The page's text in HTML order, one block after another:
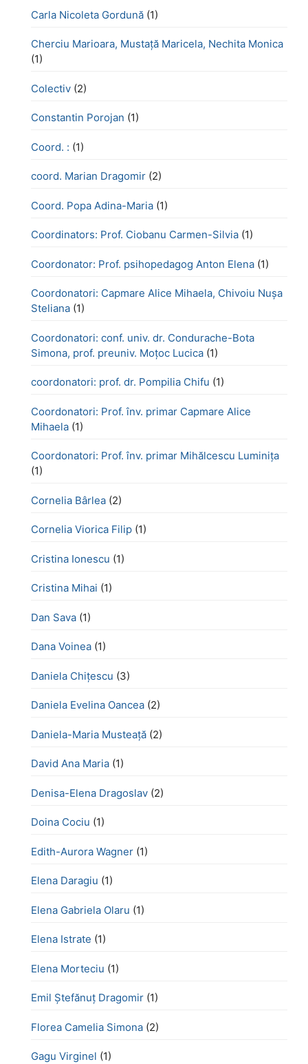
Carla Nicoleta Gordună (1)
Cherciu Marioara, Mustață Maricela, Nechita Monica
(1)
Colectiv (2)
Constantin Porojan (1)
Coord. : (1)
coord. Marian Dragomir (2)
Coord. Popa Adina-Maria (1)
Coordinators: Prof. Ciobanu Carmen-Silvia (1)
Coordonator: Prof. psihopedagog Anton Elena (1)
Coordonatori: Capmare Alice Mihaela, Chivoiu Nușa
Steliana (1)
Coordonatori: conf. univ. dr. Condurache-Bota
Simona, prof. preuniv. Moțoc Lucica (1)
coordonatori: prof. dr. Pompilia Chifu (1)
Coordonatori: Prof. înv. primar Capmare Alice
Mihaela (1)
Coordonatori: Prof. înv. primar Mihălcescu Luminița
(1)
Cornelia Bârlea (2)
Cornelia Viorica Filip (1)
Cristina Ionescu (1)
Cristina Mihai (1)
Dan Sava (1)
Dana Voinea (1)
Daniela Chițescu (3)
Daniela Evelina Oancea (2)
Daniela-Maria Musteață (2)
David Ana Maria (1)
Denisa-Elena Dragoslav (2)
Doina Cociu (1)
Edith-Aurora Wagner (1)
Elena Daragiu (1)
Elena Gabriela Olaru (1)
Elena Istrate (1)
Elena Morteciu (1)
Emil Ștefănuț Dragomir (1)
Florea Camelia Simona (2)
Gagu Virginel (1)